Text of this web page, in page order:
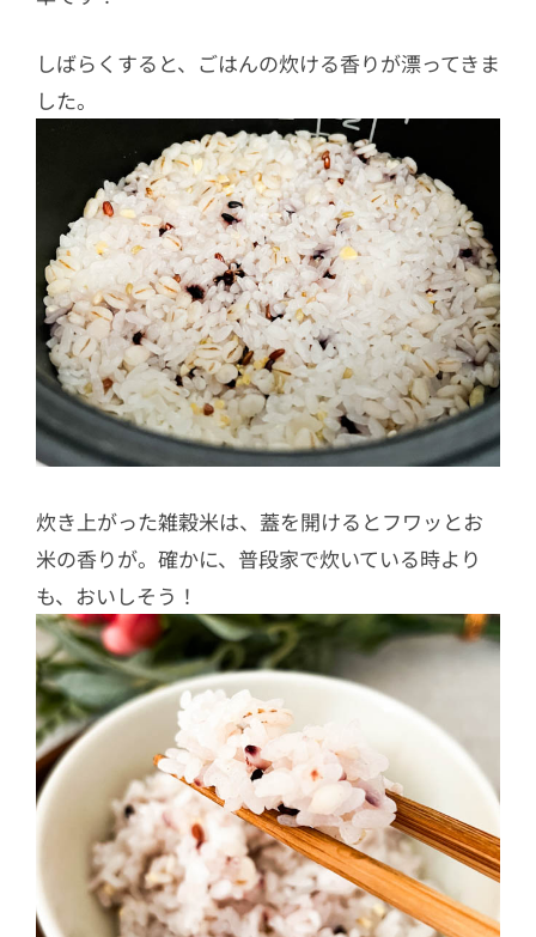
しばらくすると、ごはんの炊ける香りが漂ってきま
した。
炊き上がった雑穀米は、蓋を開けるとフワッとお
米の香りが。確かに、普段家で炊いている時より
も、おいしそう！